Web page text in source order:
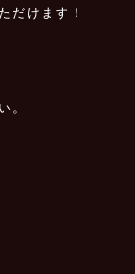
だけます！
。